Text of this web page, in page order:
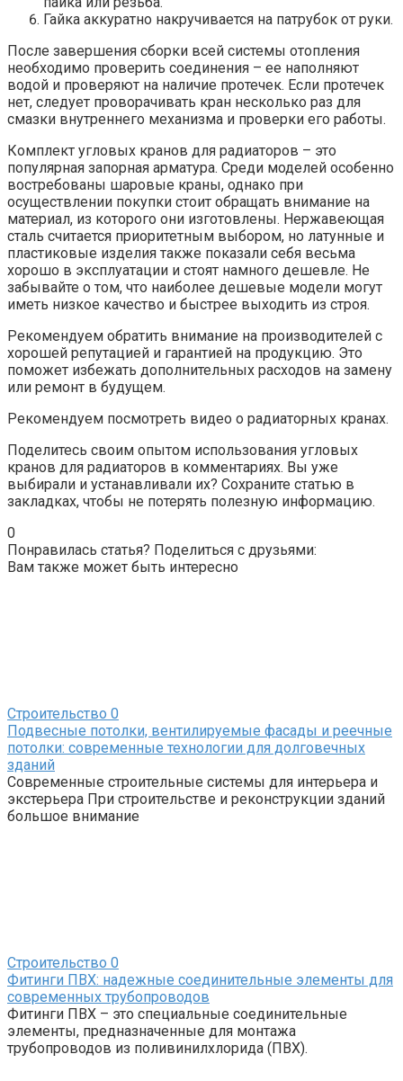
Гайка аккуратно накручивается на патрубок от руки.
После завершения сборки всей системы отопления
необходимо проверить соединения – ее наполняют
водой и проверяют на наличие протечек. Если протечек
нет, следует проворачивать кран несколько раз для
смазки внутреннего механизма и проверки его работы.
Комплект угловых кранов для радиаторов – это
популярная запорная арматура. Среди моделей особенно
востребованы шаровые краны, однако при
осуществлении покупки стоит обращать внимание на
материал, из которого они изготовлены. Нержавеющая
сталь считается приоритетным выбором, но латунные и
пластиковые изделия также показали себя весьма
хорошо в эксплуатации и стоят намного дешевле. Не
забывайте о том, что наиболее дешевые модели могут
иметь низкое качество и быстрее выходить из строя.
Рекомендуем обратить внимание на производителей с
хорошей репутацией и гарантией на продукцию. Это
поможет избежать дополнительных расходов на замену
или ремонт в будущем.
Рекомендуем посмотреть видео о радиаторных кранах.
Поделитесь своим опытом использования угловых
кранов для радиаторов в комментариях. Вы уже
выбирали и устанавливали их? Сохраните статью в
закладках, чтобы не потерять полезную информацию.
0
Понравилась статья? Поделиться с друзьями:
Вам также может быть интересно
Строительство 0
Подвесные потолки, вентилируемые фасады и реечные
потолки: современные технологии для долговечных
зданий
Современные строительные системы для интерьера и
экстерьера При строительстве и реконструкции зданий
большое внимание
Строительство 0
Фитинги ПВХ: надежные соединительные элементы для
современных трубопроводов
Фитинги ПВХ – это специальные соединительные
элементы, предназначенные для монтажа
трубопроводов из поливинилхлорида (ПВХ).